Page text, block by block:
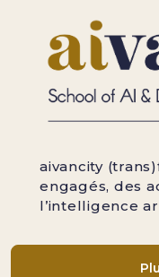
aivancity
engagés, des
l’intelligence